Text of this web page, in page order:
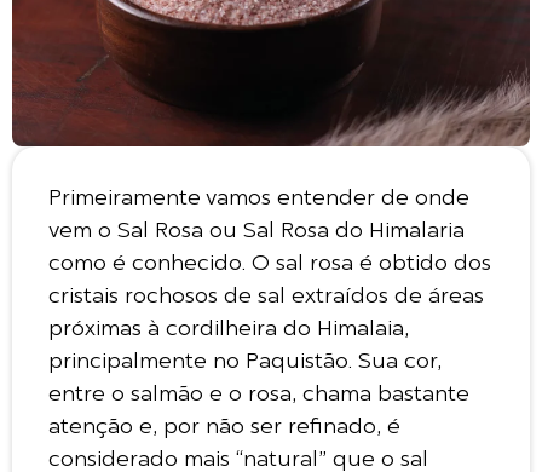
Primeiramente vamos entender de onde
vem o Sal Rosa ou Sal Rosa do Himalaria
como é conhecido. O sal rosa é obtido dos
cristais rochosos de sal extraídos de áreas
próximas à cordilheira do Himalaia,
principalmente no Paquistão. Sua cor,
entre o salmão e o rosa, chama bastante
atenção e, por não ser refinado, é
considerado mais “natural” que o sal